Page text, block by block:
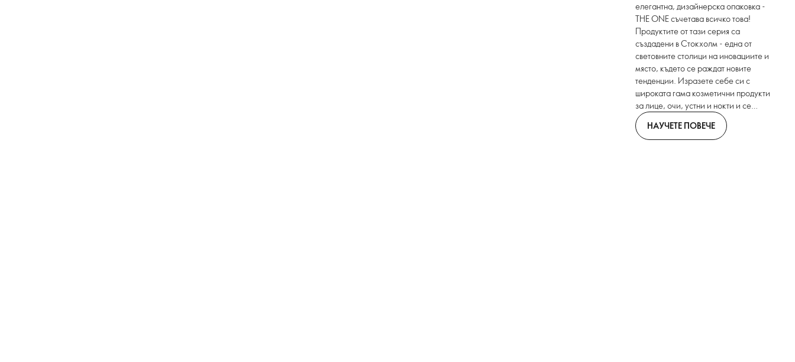
елегантна, дизайнерска опаковка -
THE ONE съчетава всичко това!
Продуктите от тази серия са
създадени в Стокхолм - една от
световните столици на иновациите и
място, където се раждат новите
тенденции. Изразете себе си с
широката гама козметични продукти
за лице, очи, устни и нокти и се
насладете на стилни нови цветови
нюанси и иновативни продуктови
формули с THE ONE!
НАУЧЕТЕ ПОВЕЧЕ